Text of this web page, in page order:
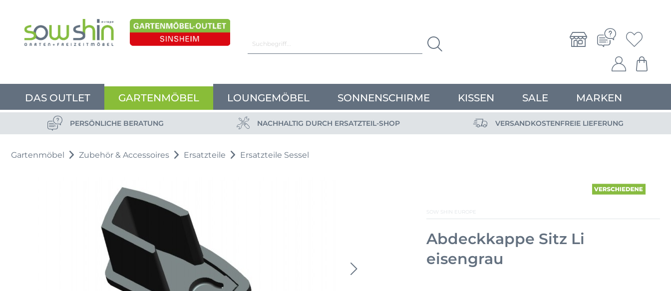
DAS OUTLET GARTENMÖBEL LOUNGEMÖBEL SONNENSCHIRME KISSEN SALE MARKEN
PERSÖNLICHE BERATUNG NACHHALTIG DURCH ERSATZTEIL-SHOP VERSANDKOSTENFREIE LIEFERUNG
Gartenmöbel Zubehör & Accessoires Ersatzteile Ersatzteile Sessel
SOW SHIN EUROPE
Abdeckkappe Sitz Li
eisengrau